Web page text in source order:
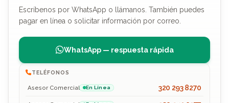
Escríbenos por WhatsApp o llámanos. También puedes
pagar en línea o solicitar información por correo.
WhatsApp — respuesta rápida
TELÉFONOS
Asesor Comercial En Línea 320 293 8270